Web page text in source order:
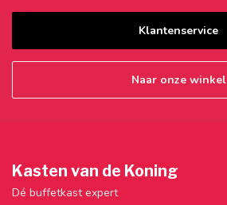
Klantenservice
Naar onze winkel
Kasten van de Koning
Dé buffetkast expert